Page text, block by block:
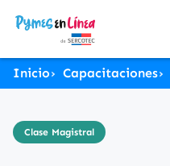
Inicio Capacitaciones
Clase Magistral